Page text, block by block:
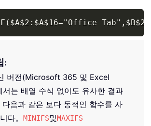
Copy
:
버전(Microsoft 365 및 Excel
서는 배열 수식 없이도 유사한 결과
음과 같은 보다 동적인 함수를 사
다。 MINIFS및MAXIFS